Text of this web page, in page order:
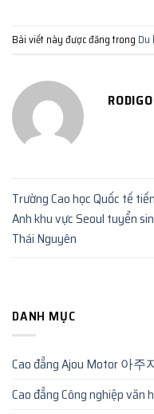
Bài viết này được đăng trong Du
Trường Cao học Quốc tế
Anh khu vực Seoul tuyển
Thái Nguyên
DANH MỤC
Cao đẳng Ajou Motor 아
Cao đẳng Công nghiệp